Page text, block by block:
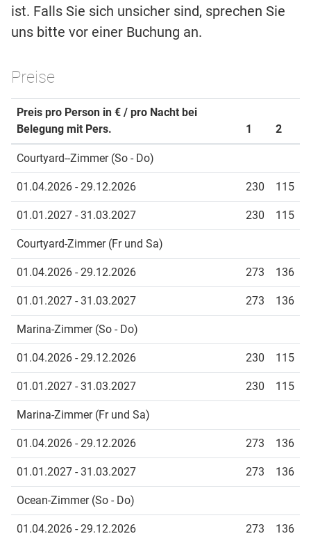
ist. Falls Sie sich unsicher sind, sprechen Sie
uns bitte vor einer Buchung an.
Preise
Preis pro Person in € / pro Nacht bei
Belegung mit Pers.
1 2
Courtyard--Zimmer (So - Do)
01.04.2026 - 29.12.2026 230 115
01.01.2027 - 31.03.2027 230 115
Courtyard-Zimmer (Fr und Sa)
01.04.2026 - 29.12.2026 273 136
01.01.2027 - 31.03.2027 273 136
Marina-Zimmer (So - Do)
01.04.2026 - 29.12.2026 230 115
01.01.2027 - 31.03.2027 230 115
Marina-Zimmer (Fr und Sa)
01.04.2026 - 29.12.2026 273 136
01.01.2027 - 31.03.2027 273 136
Ocean-Zimmer (So - Do)
01.04.2026 - 29.12.2026 273 136